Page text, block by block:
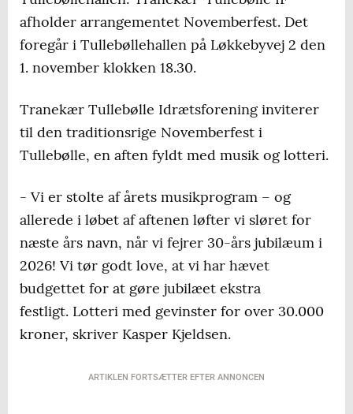
afholder arrangementet Novemberfest. Det
foregår i Tullebøllehallen på Løkkebyvej 2 den
1. november klokken 18.30.
Tranekær Tullebølle Idrætsforening inviterer
til den traditionsrige Novemberfest i
Tullebølle, en aften fyldt med musik og lotteri.
- Vi er stolte af årets musikprogram – og
allerede i løbet af aftenen løfter vi sløret for
næste års navn, når vi fejrer 30-års jubilæum i
2026! Vi tør godt love, at vi har hævet
budgettet for at gøre jubilæet ekstra
festligt. Lotteri med gevinster for over 30.000
kroner, skriver Kasper Kjeldsen.
ARTIKLEN FORTSÆTTER EFTER ANNONCEN